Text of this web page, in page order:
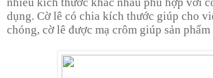
dụng. Cờ lê có chia kích thước giúp cho
chóng, cờ lê được mạ crôm giúp sản